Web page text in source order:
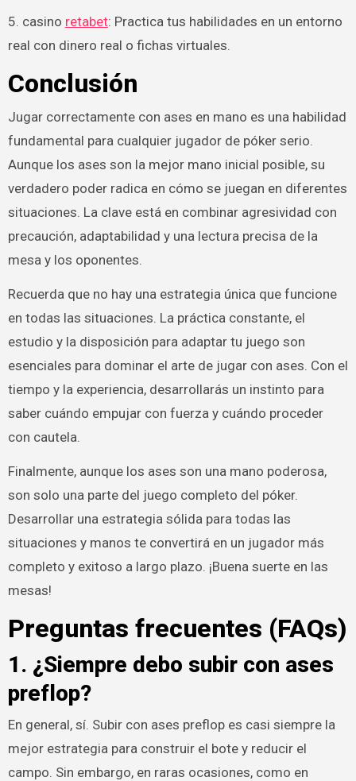
5. casino retabet: Practica tus habilidades en un entorno
real con dinero real o fichas virtuales.
Conclusión
Jugar correctamente con ases en mano es una habilidad
fundamental para cualquier jugador de póker serio.
Aunque los ases son la mejor mano inicial posible, su
verdadero poder radica en cómo se juegan en diferentes
situaciones. La clave está en combinar agresividad con
precaución, adaptabilidad y una lectura precisa de la
mesa y los oponentes.
Recuerda que no hay una estrategia única que funcione
en todas las situaciones. La práctica constante, el
estudio y la disposición para adaptar tu juego son
esenciales para dominar el arte de jugar con ases. Con el
tiempo y la experiencia, desarrollarás un instinto para
saber cuándo empujar con fuerza y cuándo proceder
con cautela.
Finalmente, aunque los ases son una mano poderosa,
son solo una parte del juego completo del póker.
Desarrollar una estrategia sólida para todas las
situaciones y manos te convertirá en un jugador más
completo y exitoso a largo plazo. ¡Buena suerte en las
mesas!
Preguntas frecuentes (FAQs)
1. ¿Siempre debo subir con ases
preflop?
En general, sí. Subir con ases preflop es casi siempre la
mejor estrategia para construir el bote y reducir el
campo. Sin embargo, en raras ocasiones, como en